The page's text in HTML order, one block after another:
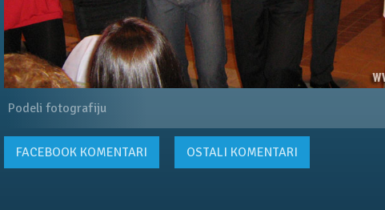
Podeli fotografiju
FACEBOOKKOMENTARI OSTALI KOMENTARI